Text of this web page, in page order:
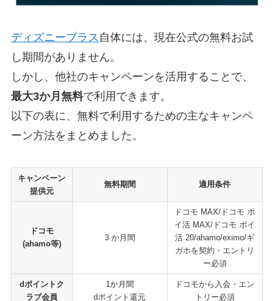
ディズニープラス 自体には、現在公式の無料お試
し期間がありません。
しかし、他社のキャンペーンを活用することで、
最大3か月無料で利用できます。
以下の表に、無料で利用するための主なキャンペ
ーン方法をまとめました。
キャンペーン
提供元
無料期間 適用条件
ドコモ
(ahamo等)
3 か月間
ドコモ MAX/ドコモ ポ
イ活 MAX/ドコモ ポイ
活 20/ahamo/eximo/ギ
ガホを契約・エントリ
ー必須
dポイントク
ラブ会員
1か月間
dポイント還元
ドコモから入会・エン
トリー必須